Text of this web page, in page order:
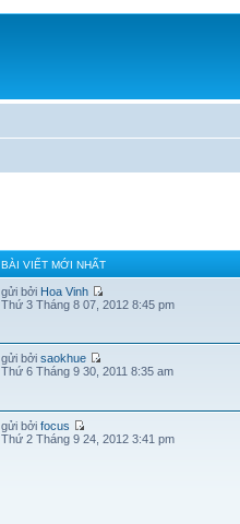
BÀI VIẾT MỚI NHẤT
gửi bởi Hoa Vinh
Thứ 3 Tháng 8 07, 2012 8:45 pm
gửi bởisaokhue
Thứ 6 Tháng 9 30, 2011 8:35 am
gửi bởifocus
Thứ 2 Tháng 9 24, 2012 3:41 pm